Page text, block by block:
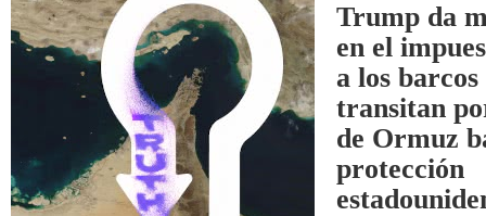
Trump da
en el
a los barcos
transitan
de Ormuz
protección